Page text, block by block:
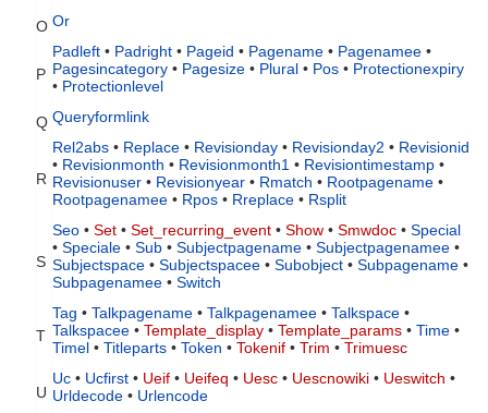
O Or
P
Padleft • Padright • Pageid • Pagename • Pagenamee •
Pagesincategory • Pagesize • Plural • Pos • Protectionexpiry
• Protectionlevel
Q Queryformlink
R
Rel2abs • Replace • Revisionday • Revisionday2 • Revisionid
• Revisionmonth • Revisionmonth1 • Revisiontimestamp •
Revisionuser • Revisionyear • Rmatch • Rootpagename •
Rootpagenamee • Rpos • Rreplace • Rsplit
S
Seo • Set • Set_recurring_event • Show • Smwdoc • Special
• Speciale • Sub • Subjectpagename • Subjectpagenamee •
Subjectspace • Subjectspacee • Subobject • Subpagename •
Subpagenamee • Switch
T
Tag • Talkpagename • Talkpagenamee • Talkspace •
Talkspacee • Template_display • Template_params • Time •
Timel • Titleparts • Token • Tokenif • Trim • Trimuesc
U
Uc • Ucfirst • Ueif • Ueifeq • Uesc • Uescnowiki • Ueswitch •
Urldecode • Urlencode